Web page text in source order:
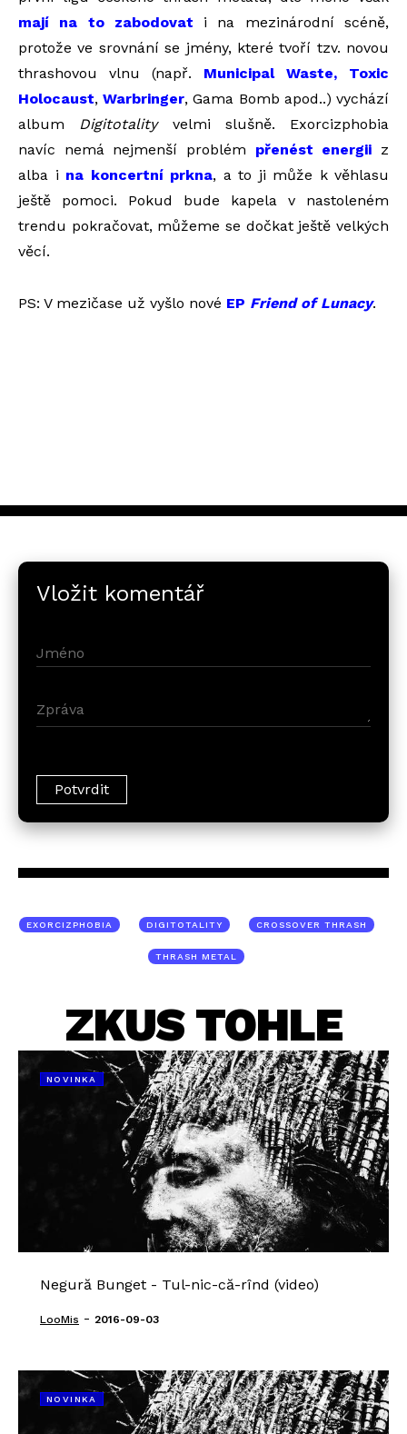
mají na to zabodovat i na mezinárodní scéně,
protože ve srovnání se jmény, které tvoří tzv. novou
thrashovou vlnu (např. Municipal Waste, Toxic
Holocaust,Warbringer, Gama Bomb apod..) vychází
album Digitotalityvelmi slušně. Exorcizphobia
navíc nemá nejmenší problém přenést energii z
alba i na koncertní prkna, a to ji může k věhlasu
ještě pomoci. Pokud bude kapela v nastoleném
trendu pokračovat, můžeme se dočkat ještě velkých
věcí.
PS: V mezičase už vyšlo nové EP Friend of Lunacy.
Vložit komentář
EXORCIZPHOBIA DIGITOTALITY CROSSOVER THRASH
THRASH METAL
ZKUS TOHLE
NOVINKA
Negură Bunget - Tul-nic-că-rînd (video)
LooMis - 2016-09-03
NOVINKA